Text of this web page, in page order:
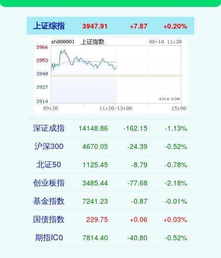
上证综指 3947.91 +7.87 +0.20%
深证成指 14148.86 -162.15 -1.13%
沪深300 4670.05 -24.39 -0.52%
北证50 1125.45 -8.79 -0.78%
创业板指 3485.44 -77.68 -2.18%
基金指数 7241.23 -0.87 -0.01%
国债指数 229.75 +0.06 +0.03%
期指IC0 7814.40 -40.80 -0.52%